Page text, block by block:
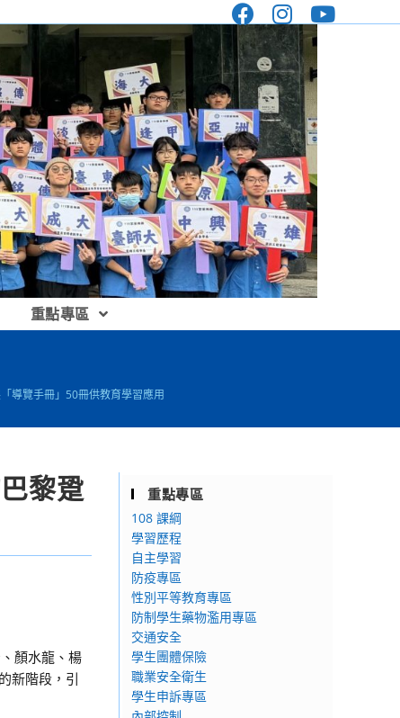
重點專區
導覽手冊」50冊供教育學習應用
黎跫
顏水龍、楊
新階段，引
重點專區
108 課綱
學習歷程
自主學習
防疫專區
性別平等教育專區
防制學生藥物濫用專區
交通安全
學生團體保險
職業安全衛生
學生申訴專區